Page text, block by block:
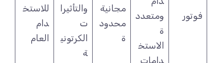
فوتور
ومتعدد
الاستخ
دامات
مجانية
محدود
والتأثيرا
ت
الكرتوني
للاستخ
العام